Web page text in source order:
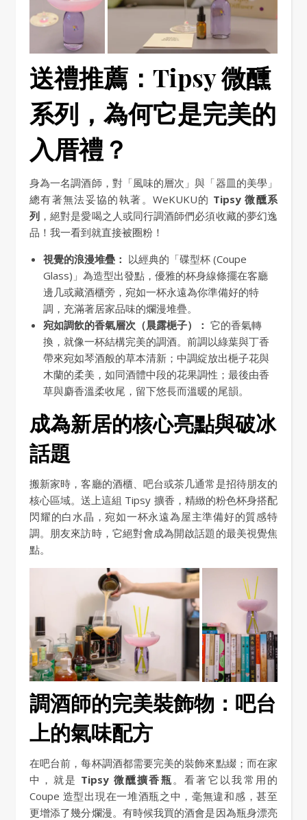
送禮推薦：Tipsy 微醺
系列，為何它是完美的
入厝禮？
身為一名調酒師，對「風味的層次」與「器皿的美學」
總有著無法妥協的執著。WeKUKU的 Tipsy 微醺系
列 ，絕對是愛喝之人或同行調酒師們必須收藏的夢幻逸
品！我一看到就直接被圈粉！
視覺的浪漫堆疊： 以經典的「碟型杯 (Coupe
Glass)」為造型出發點，優雅的杯身線條擺在客廳
邊几或藏酒櫃旁，宛如一杯永遠為你準備好的特
調，充滿著居家品味的爛漫堆疊。
宛如調飲的香氣層次（晨露梔子）： 它的香氣轉
換，就像一杯結構完美的調酒。前調以綠葉與丁香
帶來宛如琴酒般的草本清新；中調綻放出梔子花與
木蘭的柔美，如同酒體中段的花果調性；最後由香
草與麝香溫柔收尾，留下悠長而溫暖的尾韻。
成為新居的核心亮點與破冰
話題
搬新家時，客廳的酒櫃、吧台或茶几通常是招待朋友的
核心區域。送上這組 Tipsy 擴香，精緻的粉色杯身搭配
閃耀的白水晶，宛如一杯永遠為屋主準備好的質感特
調。朋友來訪時，它絕對會成為開啟話題的最美視覺焦
點。
調酒師的完美裝飾物：吧台
上的氣味配方
在吧台前，每杯調酒都需要完美的裝飾來點綴；而在家
中，就是 Tipsy 微醺擴香瓶 。看著它以我常用的
Coupe 造型出現在一堆酒瓶之中，毫無違和感，甚至
更增添了幾分爛漫。有時候我買的酒會是因為瓶身漂亮